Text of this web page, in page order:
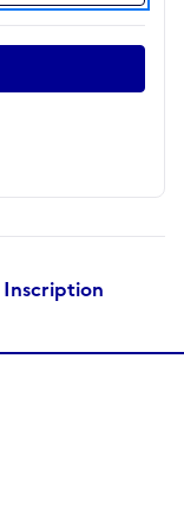
Inscription